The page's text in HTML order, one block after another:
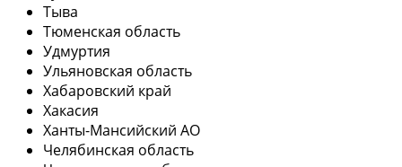
Тыва
Тюменская область
Удмуртия
Ульяновская область
Хабаровский край
Хакасия
Ханты-Мансийский АО
Челябинская область